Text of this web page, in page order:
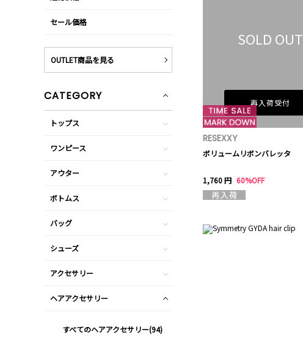
SOLD OUT
再入荷受付
RESEXXY
ボリュームリボンバレッタ
1,760 円 60%OFF
セール価格
OUTLET商品を見る
CATEGORY
トップス
ワンピース
アウター
ボトムス
バッグ
シューズ
アクセサリー
ヘアアクセサリー
すべてのヘアアクセサリー(94)